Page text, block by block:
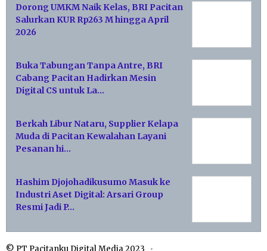
Dorong UMKM Naik Kelas, BRI Pacitan
Salurkan KUR Rp263 M hingga April
2026
Buka Tabungan Tanpa Antre, BRI
Cabang Pacitan Hadirkan Mesin
Digital CS untuk La…
Berkah Libur Nataru, Supplier Kelapa
Muda di Pacitan Kewalahan Layani
Pesanan hi…
Hashim Djojohadikusumo Masuk ke
Industri Aset Digital: Arsari Group
Resmi Jadi P…